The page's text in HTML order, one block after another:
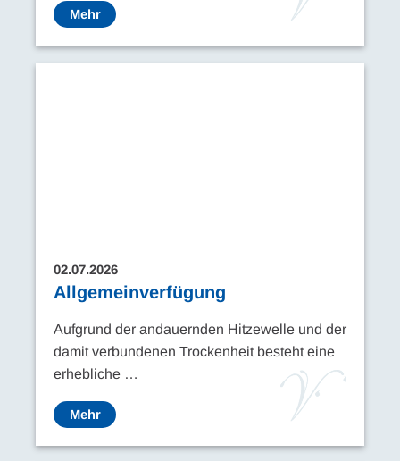
Mehr
02.07.2026
Allgemeinverfügung
Aufgrund der andauernden Hitzewelle und der
damit verbundenen Trockenheit besteht eine
erhebliche …
Mehr